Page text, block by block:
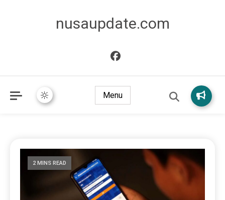
nusaupdate.com
Menu
2 MINS READ